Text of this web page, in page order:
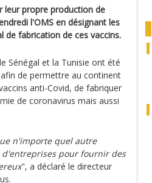
leur propre production de
l'OMS en désignant les
de fabrication de ces vaccins.
Sénégal et la Tunisie ont été
de permettre au continent
anti-Covid, de fabriquer
de coronavirus mais aussi
n'importe quel autre
pour fournir des
", a déclaré le directeur